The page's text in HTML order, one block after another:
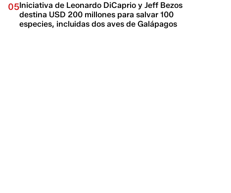
05Iniciativa de Leonardo DiCaprio y Jeff Bezos
destina USD 200 millones para salvar 100
especies, incluidas dos aves de Galápagos